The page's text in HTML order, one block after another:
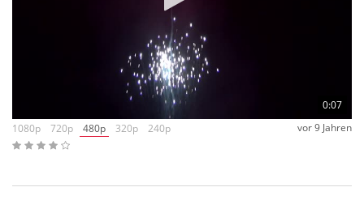
0:07
1080p
720p 480p 320p 240p vor 9 Jahren